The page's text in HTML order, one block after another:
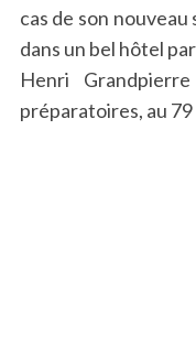
cas de son
dans un bel hôtel
Henri
préparatoires, au